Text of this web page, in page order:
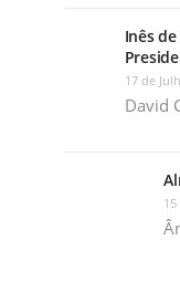
Inês
17 de
David